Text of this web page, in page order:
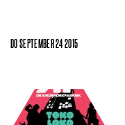
DO SEPTEMBER 24 2015